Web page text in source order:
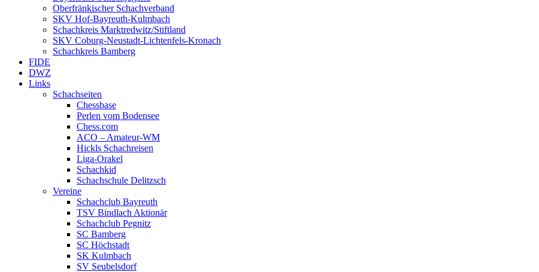
Oberfränkischer Schachverband
SKV Hof-Bayreuth-Kulmbach
Schachkreis Marktredwitz/Stiftland
SKV Coburg-Neustadt-Lichtenfels-Kronach
Schachkreis Bamberg
FIDE
DWZ
Links
Schachseiten
Chessbase
Perlen vom Bodensee
Chess.com
ACO – Amateur-WM
Hickls Schachreisen
Liga-Orakel
Schachkid
Schachschule Delitzsch
Vereine
Schachclub Bayreuth
TSV Bindlach Aktionär
Schachclub Pegnitz
SC Bamberg
SC Höchstadt
SK Kulmbach
SV Seubelsdorf